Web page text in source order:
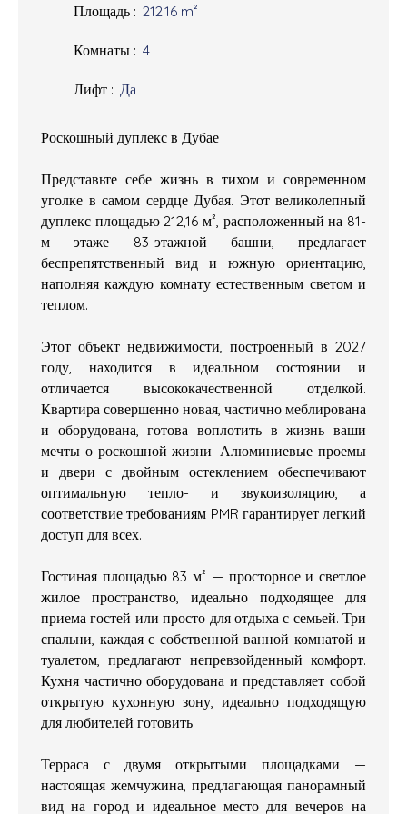
Площадь : 212.16 m²
Комнаты : 4
Лифт : Да
Роскошный дуплекс в Дубае
Представьте себе жизнь в тихом и современном
уголке в самом сердце Дубая. Этот великолепный
дуплекс площадью 212,16 м², расположенный на 81-
м этаже 83-этажной башни, предлагает
беспрепятственный вид и южную ориентацию,
наполняя каждую комнату естественным светом и
теплом.
Этот объект недвижимости, построенный в 2027
году, находится в идеальном состоянии и
отличается высококачественной отделкой.
Квартира совершенно новая, частично меблирована
и оборудована, готова воплотить в жизнь ваши
мечты о роскошной жизни. Алюминиевые проемы
и двери с двойным остеклением обеспечивают
оптимальную тепло- и звукоизоляцию, а
соответствие требованиям PMR гарантирует легкий
доступ для всех.
Гостиная площадью 83 м² — просторное и светлое
жилое пространство, идеально подходящее для
приема гостей или просто для отдыха с семьей. Три
спальни, каждая с собственной ванной комнатой и
туалетом, предлагают непревзойденный комфорт.
Кухня частично оборудована и представляет собой
открытую кухонную зону, идеально подходящую
для любителей готовить.
Терраса с двумя открытыми площадками —
настоящая жемчужина, предлагающая панорамный
вид на город и идеальное место для вечеров на